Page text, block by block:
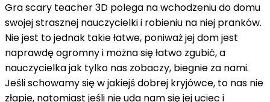
Gra scary teacher 3D polega na wchodzeniu do domu
swojej strasznej nauczycielki i robieniu na niej pranków.
Nie jest to jednak takie łatwe, poniważ jej dom jest
naprawdę ogromny i można się łatwo zgubić, a
nauczycielka jak tylko nas zobaczy, biegnie za nami.
Jeśli schowamy się w jakiejś dobrej kryjówce, to nas nie
złapie, natomiast jeśli nie uda nam się jej uciec i